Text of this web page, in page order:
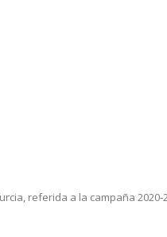
referida a la campaña